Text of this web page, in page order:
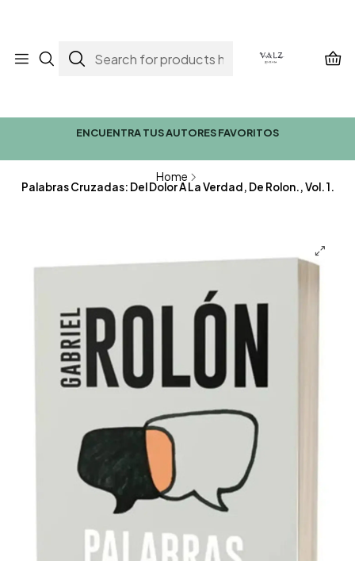
ENCUENTRA TUS AUTORES FAVORITOS
Home
Palabras Cruzadas: Del Dolor A La Verdad, De Rolon., Vol. 1.